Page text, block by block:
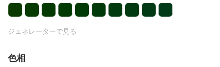
ジェネレーターで見る
色相